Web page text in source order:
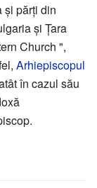
și părți din
și Țara
Church ",
Arhiepiscopul
în cazul său